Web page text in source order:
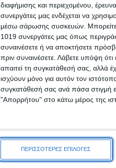
διαφήμισης και περιεχομένου,
συνεργάτες μας ενδέχεται να
μέσω σάρωσης συσκευών. Μπορείτε
1019 συνεργάτες μας όπως
συναινέσετε ή να αποκτήσετε
πριν συναινέσετε. Λάβετε υπόψη ότι
απαιτεί τη συγκατάθεσή σας, αλλά
ισχύουν μόνο για αυτόν τον
συγκατάθεσή σας ανά πάσα στιγμή
"Απορρήτου" στο κάτω μέρος της
ΠΕΡΙΣΣΟΤΕΡΕΣ ΕΠΙΛΟΓΕΣ
8,69€
ΠΡΟΣΘΉΚΗ ΣΤΟ ΚΑΛΆΘΙ